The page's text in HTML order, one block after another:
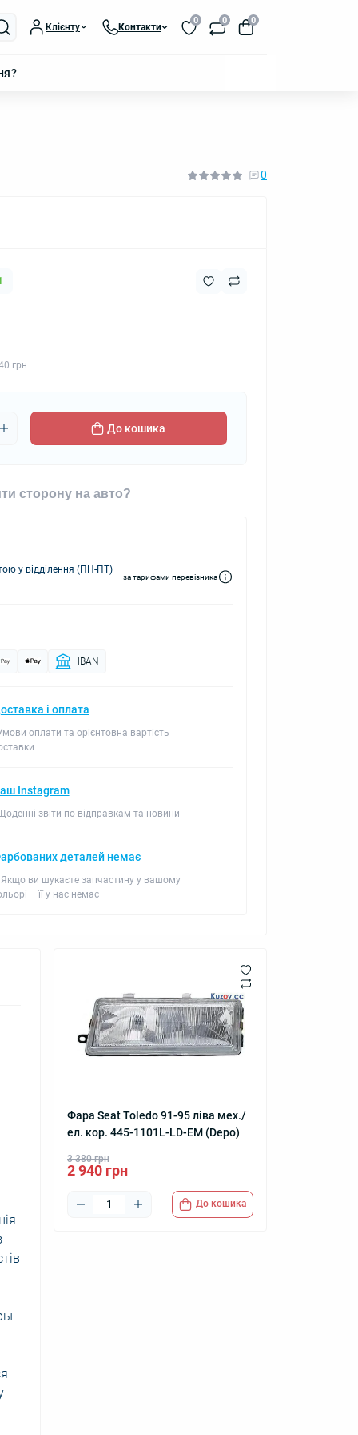
Клієнту Контакти
0 0 0
0
грн
До кошика
сторону на авто?
у відділення (ПН-ПТ)
за тарифами перевізника
IBAN
і оплата
оплати та орієнтовна вартість
Instagram
звіти по відправкам та новини
деталей немає
ви шукаєте запчастину у вашому
– її у нас немає
Фара Seat Toledo 91-95 ліва мех./
ел. кор. 445-1101L-LD-EM (Depo)
3 380 грн
2 940 грн
До кошика